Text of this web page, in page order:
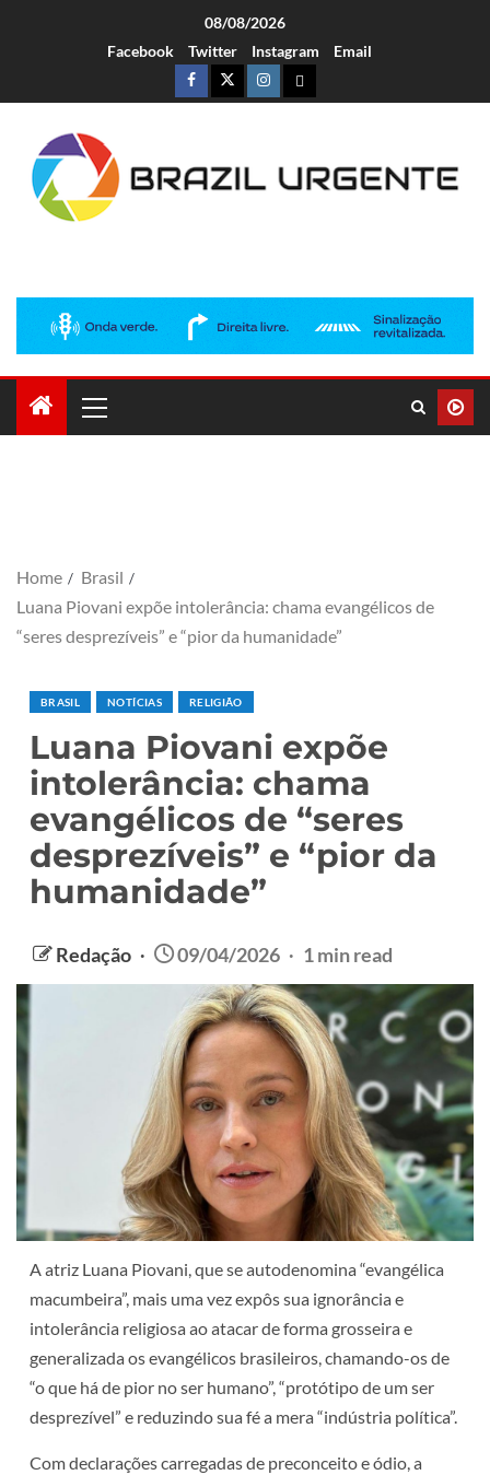
08/08/2026
Facebook
Twitter Instagram Email
Home
Brasil
Luana Piovani expõe intolerância: chama evangélicos de
“seres desprezíveis” e “pior da humanidade”
BRASIL NOTÍCIAS RELIGIÃO
Luana Piovani expõe
intolerância: chama
evangélicos de “seres
desprezíveis” e “pior da
humanidade”
Redação 09/04/2026 1 min read
A atriz Luana Piovani, que se autodenomina “evangélica
macumbeira”, mais uma vez expôs sua ignorância e
intolerância religiosa ao atacar de forma grosseira e
generalizada os evangélicos brasileiros, chamando-os de
“o que há de pior no ser humano”, “protótipo de um ser
desprezível” e reduzindo sua fé a mera “indústria política”.
Com declarações carregadas de preconceito e ódio, a